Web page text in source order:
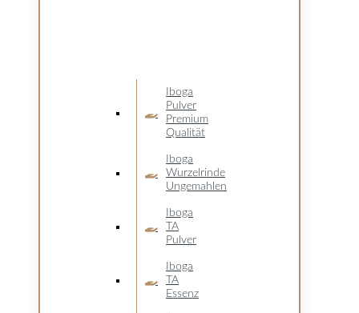
Iboga
Pulver
Premium
Qualität
Iboga
Wurzelrinde
Ungemahlen
Iboga
TA
Pulver
Iboga
TA
Essenz